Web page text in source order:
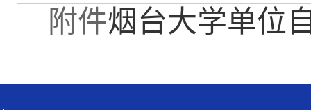
附件烟台大学单位